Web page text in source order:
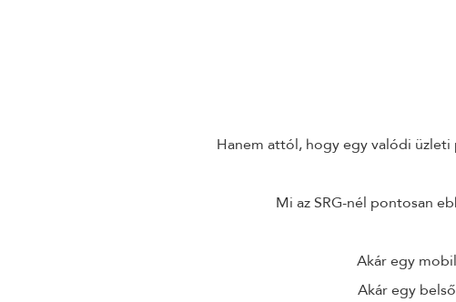
Hanem attól, hogy egy valódi
Mi az SRG-nél pontosan
Akár egy
Akár egy